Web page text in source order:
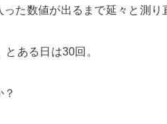
った数値が出るまで延々と測り
ある日は30回。